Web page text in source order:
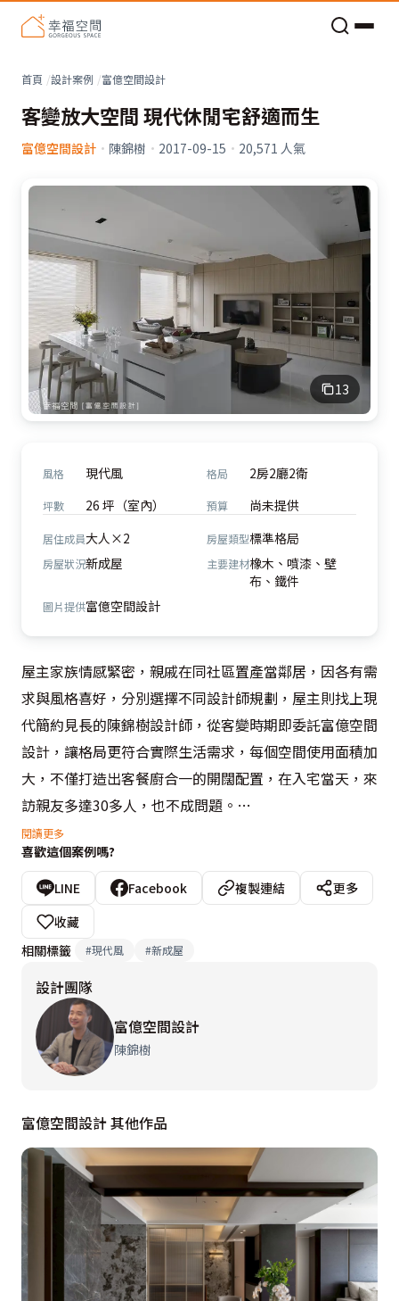
首頁 設計案例 富億空間設計
客變放大空間 現代休閒宅舒適而生
富億空間設計 · 陳錦樹 · 2017-09-15 · 20,571 人氣
13
風格 現代風 格局 2房2廳2衛
坪數 26 坪（室內） 預算 尚未提供
居住成員大人×2 房屋類型標準格局
房屋狀況新成屋 主要建材橡木、噴漆、壁
布、鐵件
圖片提供富億空間設計
屋主家族情感緊密，親戚在同社區置產當鄰居，因各有需
求與風格喜好，分別選擇不同設計師規劃，屋主則找上現
代簡約見長的陳錦樹設計師，從客變時期即委託富億空間
設計，讓格局更符合實際生活需求，每個空間使用面積加
大，不僅打造出客餐廚合一的開闊配置，在入宅當天，來
訪親友多達30多人，也不成問題。
考量居住成員不多，拆除一房平均分配給其他場域，將位
於深處的廚房拉出至客廳，小小的空間頓時放大。開放式
的公領域設計，藉由家具定位生活區塊，海灣型沙發不靠
牆，後方設置一字形中島吧檯，打造出多功能早餐吧與輕
上或餐桌前，都能與家人溝通交流無阻礙。清一色純白造
型下，帶來無邊無際的想像空間，加入木元素串聯天壁立
面表情，讓機能型式化於無形，大面電視收納牆側邊，運
用編織毯增添精緻度，並壁掛單車架兼具展示效果，替空
閱讀更多
喜歡這個案例嗎?
LINE Facebook 複製連結
更多
收藏
相關標籤
#現代風 #新成屋
設計團隊
富億空間設計
陳錦樹
富億空間設計 其他作品